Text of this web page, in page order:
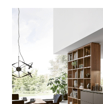
MA
09:00 – 17:00
09:00 – 17:00
WO
09:00 – 17:00
DO
09:00 – 17:00
VR
09:00 – 21:00
ZA
09:00 – 17:00